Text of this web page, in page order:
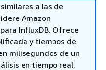
a las de
Amazon
InfluxDB. Ofrece
y tiempos de
milisegundos de un
en tiempo real.